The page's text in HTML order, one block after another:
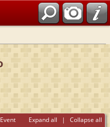
Expand all | Collapse all
Event